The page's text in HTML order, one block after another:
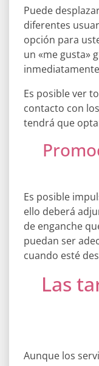
Puede
diferentes
opción para
un «me gusta»
inmediatamente
Es posible ver
contacto con
tendrá que
Es posible
ello deberá
de enganche
puedan ser
cuando esté
Las
Aunque los